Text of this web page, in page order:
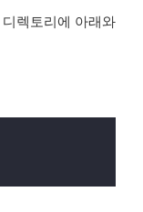
렉토리에 아래와